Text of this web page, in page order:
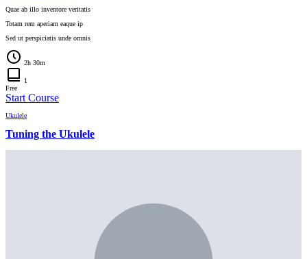
Quae ab illo inventore veritatis
Totam rem aperiam eaque ip
Sed ut perspiciatis unde omnis
2h 30m
1
Free
Start Course
Ukulele
Tuning the Ukulele